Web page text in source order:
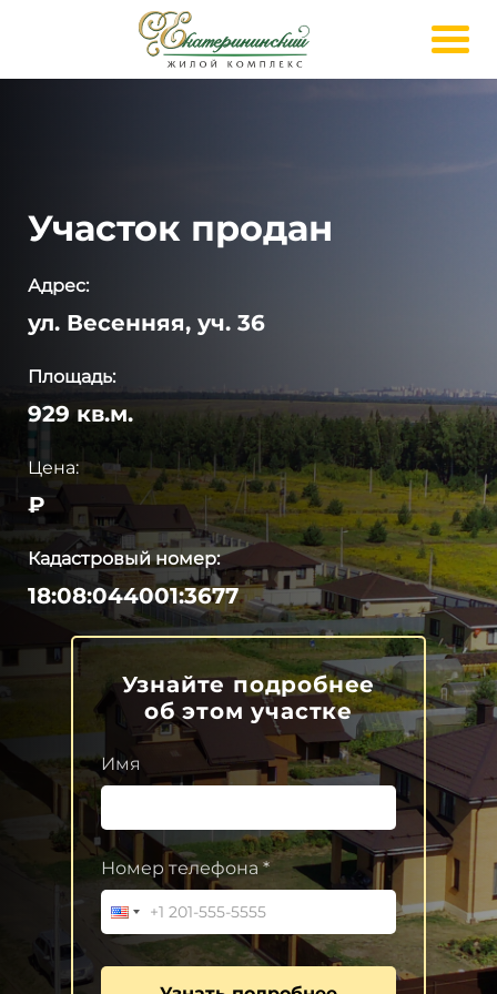
Участок продан
Адрес:
ул. Весенняя, уч. 36
Площадь:
929 кв.м.
Цена:
₽
Кадастровый номер:
18:08:044001:3677
Узнайте подробнее
об этом участке
Имя
Номер телефона *